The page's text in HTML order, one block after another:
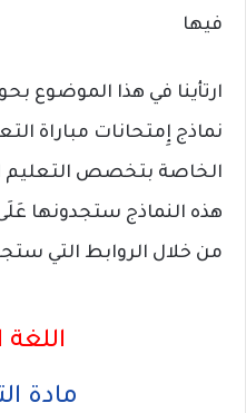
فيها
ارتأينا في هذا الموضوع
الخاصة بتخصص التعليم
من خلال الروابط التي
اللغة
مادة